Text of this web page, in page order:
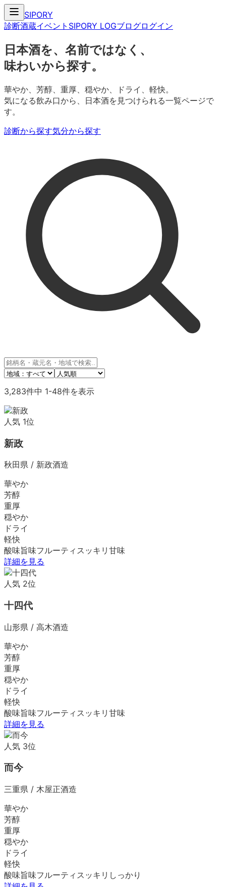
SIPORY
診断酒蔵イベント SIPORY LOGブログログイン
日本酒を、名前ではなく、
味わいから探す。
華やか、芳醇、重厚、穏やか、ドライ、軽快。
気になる飲み口から、日本酒を見つけられる一覧ページで
す。
診断から探す気分から探す
3,283件中 1-48件を表示
人気 1位
新政
秋田県 / 新政酒造
華やか
芳醇
重厚
穏やか
ドライ
軽快
酸味旨味フルーティ スッキリ 甘味
詳細を見る
人気 2位
十四代
山形県 / 高木酒造
華やか
芳醇
重厚
穏やか
ドライ
軽快
酸味旨味フルーティ スッキリ 甘味
詳細を見る
人気 3位
而今
三重県 / 木屋正酒造
華やか
芳醇
重厚
穏やか
ドライ
軽快
酸味旨味フルーティ スッキリ しっかり